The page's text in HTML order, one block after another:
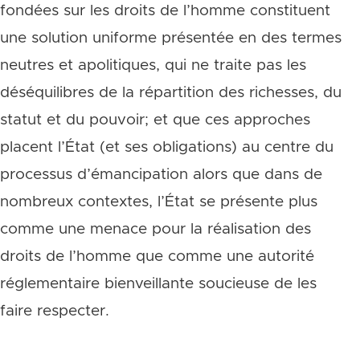
fondées sur les droits de l’homme constituent
une solution uniforme présentée en des termes
neutres et apolitiques, qui ne traite pas les
déséquilibres de la répartition des richesses, du
statut et du pouvoir; et que ces approches
placent l’État (et ses obligations) au centre du
processus d’émancipation alors que dans de
nombreux contextes, l’État se présente plus
comme une menace pour la réalisation des
droits de l’homme que comme une autorité
réglementaire bienveillante soucieuse de les
faire respecter.